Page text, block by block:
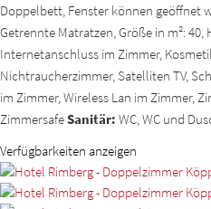
Doppelbett, Fenster können geöffnet
Getrennte Matratzen, Größe in m²:
Internetanschluss im Zimmer,
Nichtraucherzimmer, Satelliten TV,
im Zimmer, Wireless Lan im Zimmer,
ZimmersafeSanitär: WC, WC und
Verfügbarkeiten anzeigen